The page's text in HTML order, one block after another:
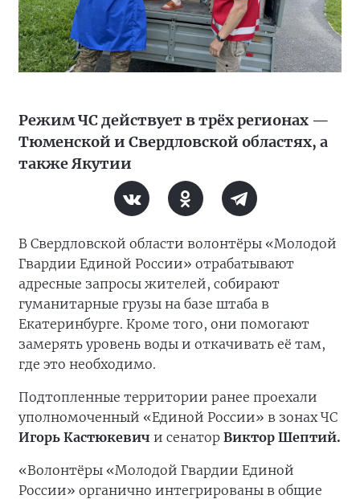
Режим ЧС действует в трёх регионах —
Тюменской и Свердловской областях, а
также Якутии
В Свердловской области волонтёры «Молодой
Гвардии Единой России» отрабатывают
адресные запросы жителей, собирают
гуманитарные грузы на базе штаба в
Екатеринбурге. Кроме того, они помогают
замерять уровень воды и откачивать её там,
где это необходимо.
Подтопленные территории ранее проехали
уполномоченный «Единой России» в зонах ЧС
Игорь Кастюкевич и сенатор Виктор Шептий.
«Волонтёры «Молодой Гвардии Единой
России» органично интегрированы в общие